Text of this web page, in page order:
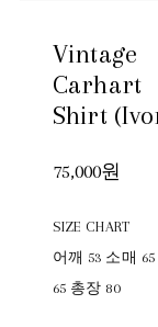
Vintage
Carhart
Shirt
75,000원
SIZE CHART
어깨 53 소매
65 총장 80